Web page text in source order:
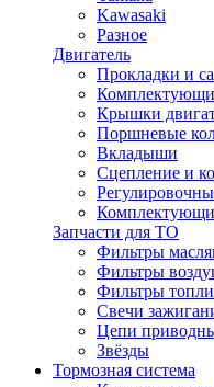
Kawasaki
Разное
Двигатель
Прокладки и
Крышки
Поршневые
Вкладыши
Сцепление и
Запчасти для ТО
Фильтры
Фильтры
Фильтры
Свечи
Цепи
Звёзды
Тормозная система